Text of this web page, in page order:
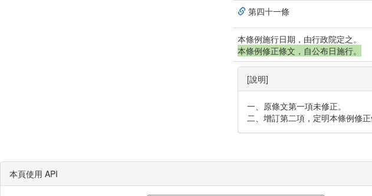
第四十一條
本條例施行日期，由行政院定之。
本條例修正條文，自公布日施行。
[說明]
一、原條文第一項未修正。
二、增訂第二項，定明本條例修正
本頁使用 API